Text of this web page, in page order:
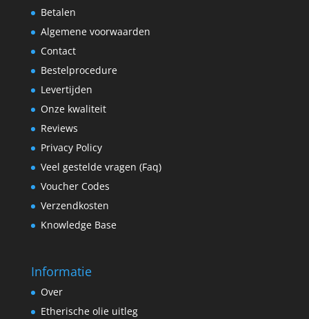
Betalen
Algemene voorwaarden
Contact
Bestelprocedure
Levertijden
Onze kwaliteit
Reviews
Privacy Policy
Veel gestelde vragen (Faq)
Voucher Codes
Verzendkosten
Knowledge Base
Informatie
Over
Etherische olie uitleg